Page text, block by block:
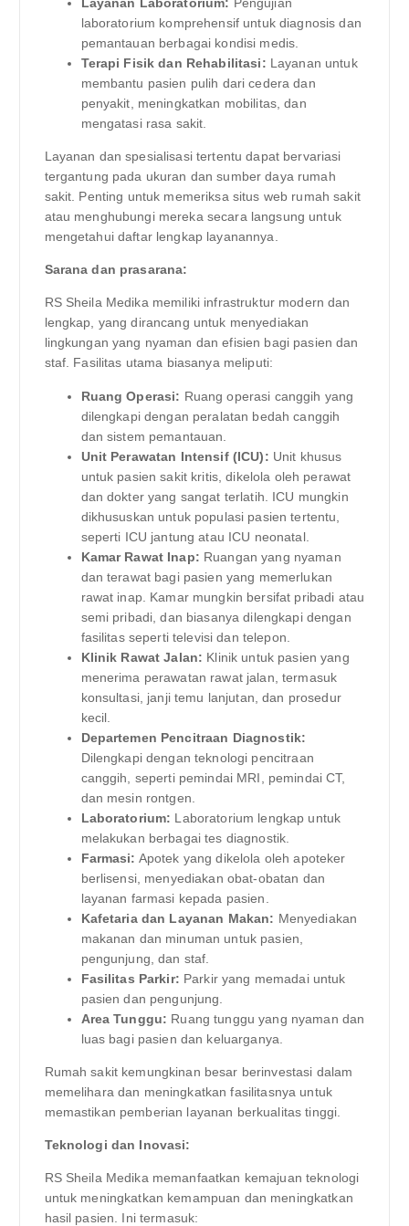
Layanan Laboratorium: Pengujian
laboratorium komprehensif untuk diagnosis dan
pemantauan berbagai kondisi medis.
Terapi Fisik dan Rehabilitasi: Layanan untuk
membantu pasien pulih dari cedera dan
penyakit, meningkatkan mobilitas, dan
mengatasi rasa sakit.
Layanan dan spesialisasi tertentu dapat bervariasi
tergantung pada ukuran dan sumber daya rumah
sakit. Penting untuk memeriksa situs web rumah sakit
atau menghubungi mereka secara langsung untuk
mengetahui daftar lengkap layanannya.
Sarana dan prasarana:
RS Sheila Medika memiliki infrastruktur modern dan
lengkap, yang dirancang untuk menyediakan
lingkungan yang nyaman dan efisien bagi pasien dan
staf. Fasilitas utama biasanya meliputi:
Ruang Operasi: Ruang operasi canggih yang
dilengkapi dengan peralatan bedah canggih
dan sistem pemantauan.
Unit Perawatan Intensif (ICU): Unit khusus
untuk pasien sakit kritis, dikelola oleh perawat
dan dokter yang sangat terlatih. ICU mungkin
dikhususkan untuk populasi pasien tertentu,
seperti ICU jantung atau ICU neonatal.
Kamar Rawat Inap: Ruangan yang nyaman
dan terawat bagi pasien yang memerlukan
rawat inap. Kamar mungkin bersifat pribadi atau
semi pribadi, dan biasanya dilengkapi dengan
fasilitas seperti televisi dan telepon.
Klinik Rawat Jalan: Klinik untuk pasien yang
menerima perawatan rawat jalan, termasuk
konsultasi, janji temu lanjutan, dan prosedur
kecil.
Departemen Pencitraan Diagnostik:
Dilengkapi dengan teknologi pencitraan
canggih, seperti pemindai MRI, pemindai CT,
dan mesin rontgen.
Laboratorium: Laboratorium lengkap untuk
melakukan berbagai tes diagnostik.
Farmasi: Apotek yang dikelola oleh apoteker
berlisensi, menyediakan obat-obatan dan
layanan farmasi kepada pasien.
Kafetaria dan Layanan Makan: Menyediakan
makanan dan minuman untuk pasien,
pengunjung, dan staf.
Fasilitas Parkir: Parkir yang memadai untuk
pasien dan pengunjung.
Area Tunggu: Ruang tunggu yang nyaman dan
luas bagi pasien dan keluarganya.
Rumah sakit kemungkinan besar berinvestasi dalam
memelihara dan meningkatkan fasilitasnya untuk
memastikan pemberian layanan berkualitas tinggi.
Teknologi dan Inovasi:
RS Sheila Medika memanfaatkan kemajuan teknologi
untuk meningkatkan kemampuan dan meningkatkan
hasil pasien. Ini termasuk: